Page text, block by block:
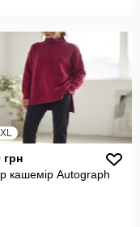
грн
кашемір Autograph